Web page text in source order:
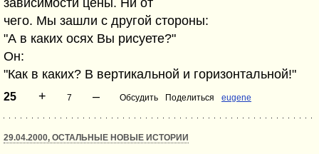
зависимости цены. Ни от
чего. Мы зашли с другой стороны:
"А в каких осях Вы рисуете?"
Он:
"Как в каких? В вертикальной и горизонтальной!"
25 + 7 – Обсудить Поделиться eugene
29.04.2000, ОСТАЛЬНЫЕ НОВЫЕ ИСТОРИИ